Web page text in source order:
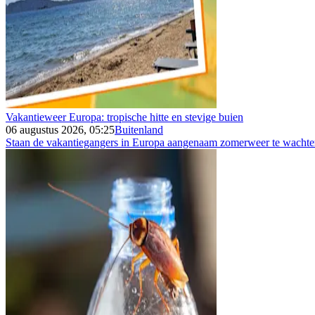
Vakantieweer Europa: tropische hitte en stevige buien
06 augustus 2026, 05:25Buitenland
Staan de vakantiegangers in Europa aangenaam zomerweer te